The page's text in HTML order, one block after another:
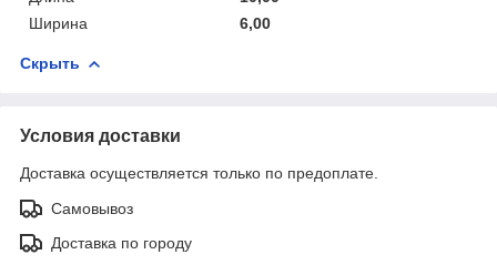
Ширина
6,00
Скрыть
Условия доставки
Доставка осуществляется только по предоплате.
Самовывоз
Доставка по городу